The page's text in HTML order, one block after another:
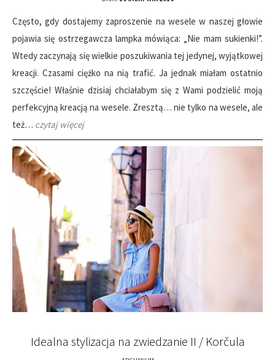
Często, gdy dostajemy zaproszenie na wesele w naszej głowie
pojawia się ostrzegawcza lampka mówiąca: „Nie mam sukienki!”.
Wtedy zaczynają się wielkie poszukiwania tej jedynej, wyjątkowej
kreacji. Czasami ciężko na nią trafić. Ja jednak miałam ostatnio
szczęście! Właśnie dzisiaj chciałabym się z Wami podzielić moją
perfekcyjną kreacją na wesele. Zresztą… nie tylko na wesele, ale
też… czytaj więcej
Idealna stylizacja na zwiedzanie II / Korčula